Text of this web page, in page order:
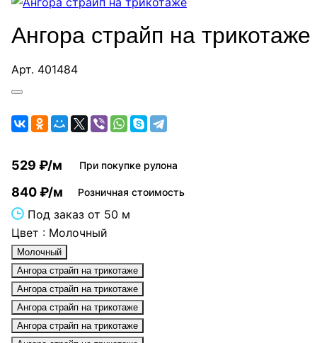
Ангора страйп на трикотаже
Арт. 401484
529 ₽/м При покупке рулона
840 ₽/м Розничная стоимость
Под заказ от 50 м
Цвет : Молочный
Молочный
Ангора страйп на трикотаже
Ангора страйп на трикотаже
Ангора страйп на трикотаже
Ангора страйп на трикотаже